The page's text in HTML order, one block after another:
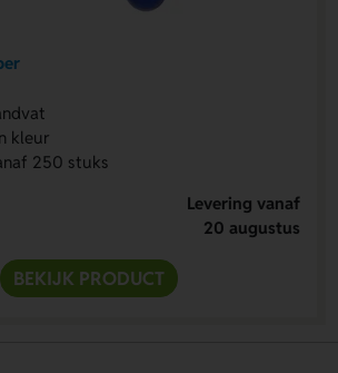
kleur
250 stuks
Levering vanaf
20 augustus
BEKIJK PRODUCT